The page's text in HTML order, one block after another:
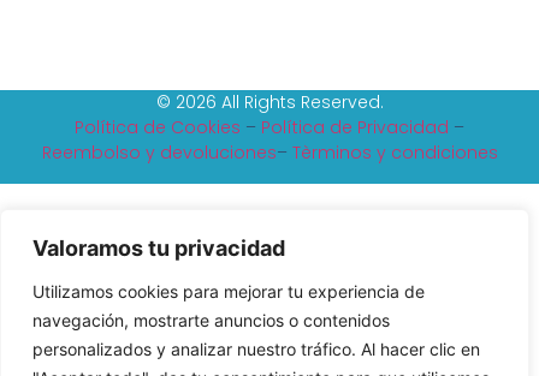
Valoramos tu privacidad
Utilizamos cookies para mejorar tu experiencia de
navegación, mostrarte anuncios o contenidos
personalizados y analizar nuestro tráfico. Al hacer clic en
© 2026 All Rights Reserved.
Política de Cookies – Política de Privacidad –
Reembolso y devoluciones– Tèrminos y condiciones